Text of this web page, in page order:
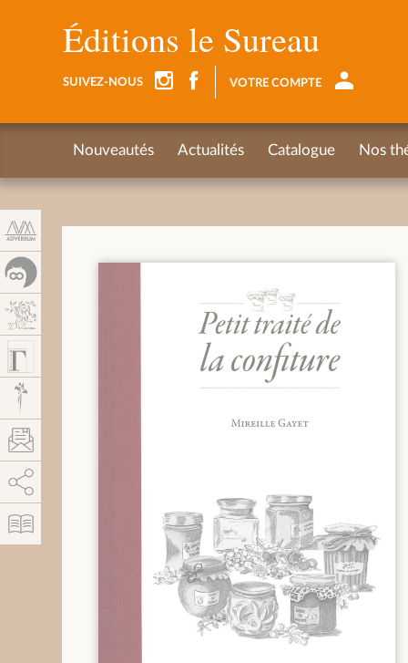
Éditions le Sureau
SUIVEZ-NOUS VOTRE COMPTE
Nouveautés Actualités Catalogue Nos